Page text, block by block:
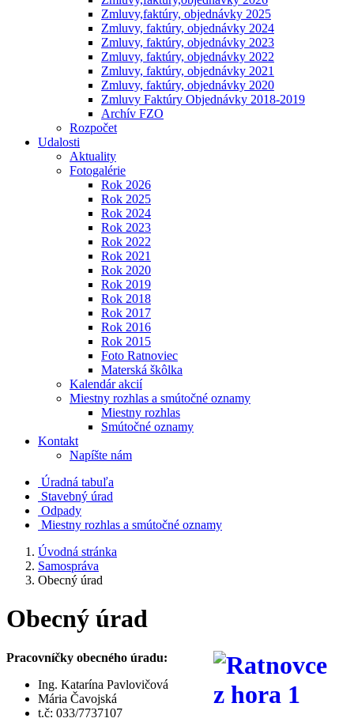
Zmluvy,faktúry, objednávky 2025
Zmluvy, faktúry, objednávky 2024
Zmluvy, faktúry, objednávky 2023
Zmluvy, faktúry, objednávky 2022
Zmluvy, faktúry, objednávky 2021
Zmluvy, faktúry, objednávky 2020
Zmluvy Faktúry Objednávky 2018-2019
Archív FZO
Rozpočet
Udalosti
Aktuality
Fotogalérie
Rok 2026
Rok 2025
Rok 2024
Rok 2023
Rok 2022
Rok 2021
Rok 2020
Rok 2019
Rok 2018
Rok 2017
Rok 2016
Rok 2015
Foto Ratnoviec
Materská škôlka
Kalendár akcií
Miestny rozhlas a smútočné oznamy
Miestny rozhlas
Smútočné oznamy
Kontakt
Napíšte nám
Úradná tabuľa
Stavebný úrad
Odpady
Miestny rozhlas a smútočné oznamy
Úvodná stránka
Samospráva
Obecný úrad
Obecný úrad
Pracovníčky obecného úradu:
Ing. Katarína Pavlovičová
Mária Čavojská
t.č: 033/7737107